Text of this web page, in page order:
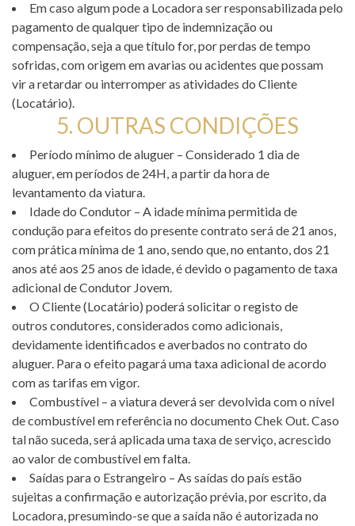
Em caso algum pode a Locadora ser responsabilizada pelo
pagamento de qualquer tipo de indemnização ou
compensação, seja a que título for, por perdas de tempo
sofridas, com origem em avarias ou acidentes que possam
vir a retardar ou interromper as atividades do Cliente
(Locatário).
5. OUTRAS CONDIÇÕES
Período mínimo de aluguer – Considerado 1 dia de
aluguer, em períodos de 24H, a partir da hora de
levantamento da viatura.
Idade do Condutor – A idade mínima permitida de
condução para efeitos do presente contrato será de 21 anos,
com prática mínima de 1 ano, sendo que, no entanto, dos 21
anos até aos 25 anos de idade, é devido o pagamento de taxa
adicional de Condutor Jovem.
O Cliente (Locatário) poderá solicitar o registo de
outros condutores, considerados como adicionais,
devidamente identificados e averbados no contrato do
aluguer. Para o efeito pagará uma taxa adicional de acordo
com as tarifas em vigor.
Combustível – a viatura deverá ser devolvida com o nível
de combustível em referência no documento Chek Out. Caso
tal não suceda, será aplicada uma taxa de serviço, acrescido
ao valor de combustível em falta.
Saídas para o Estrangeiro – As saídas do país estão
sujeitas a confirmação e autorização prévia, por escrito, da
Locadora, presumindo-se que a saída não é autorizada no